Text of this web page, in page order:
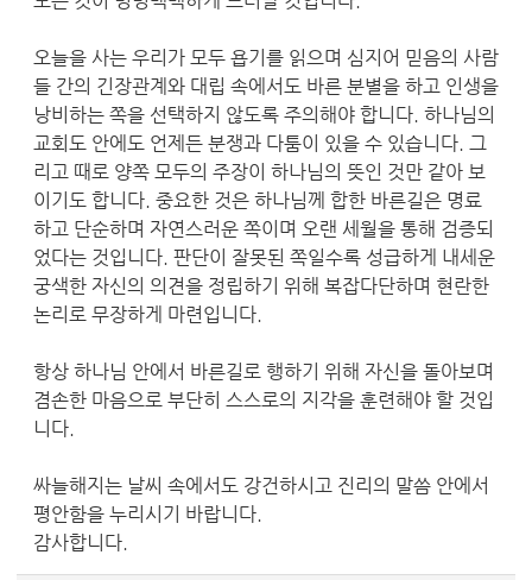
오늘을 사는 우리가 모두 욥기를 읽으며 심지어 믿음의 사람
들 간의 긴장관계와 대립 속에서도 바른 분별을 하고 인생을
낭비하는 쪽을 선택하지 않도록 주의해야 합니다. 하나님의
교회도 안에도 언제든 분쟁과 다툼이 있을 수 있습니다. 그
리고 때로 양쪽 모두의 주장이 하나님의 뜻인 것만 같아 보
이기도 합니다. 중요한 것은 하나님께 합한 바른길은 명료
하고 단순하며 자연스러운 쪽이며 오랜 세월을 통해 검증되
었다는 것입니다. 판단이 잘못된 쪽일수록 성급하게 내세운
궁색한 자신의 의견을 정립하기 위해 복잡다단하며 현란한
논리로 무장하게 마련입니다.
항상 하나님 안에서 바른길로 행하기 위해 자신을 돌아보며
겸손한 마음으로 부단히 스스로의 지각을 훈련해야 할 것입
니다.
싸늘해지는 날씨 속에서도 강건하시고 진리의 말씀 안에서
평안함을 누리시기 바랍니다.
감사합니다.